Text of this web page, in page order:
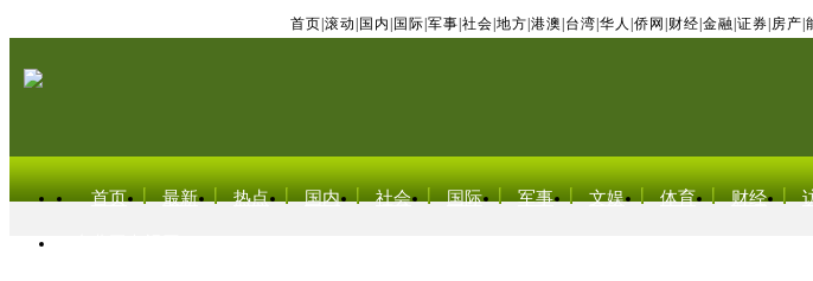
首页 滚动 国内 国际 军事 社会 地方 港澳 台湾 华人 侨网 财经 金融 证券 房产
首页 最新 热点 国内 社会 国际 军事 文娱 体育 财经